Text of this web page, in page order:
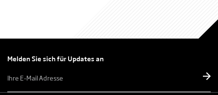
Melden Sie sich für Updates an
mailadres *